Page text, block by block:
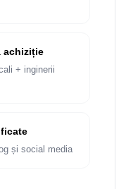
achiziție
+ inginerii
și social media